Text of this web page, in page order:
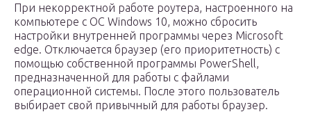
При некорректной работе роутера, настроенного на
компьютере с ОС Windows 10, можно сбросить
настройки внутренней программы через Microsoft
edge. Отключается браузер (его приоритетность) с
помощью собственной программы PowerShell,
предназначенной для работы с файлами
операционной системы. После этого пользователь
выбирает свой привычный для работы браузер.